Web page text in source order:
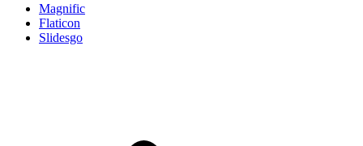
Magnific
Flaticon
Slidesgo